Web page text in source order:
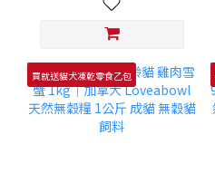
買就送貓犬凍乾零食乙包